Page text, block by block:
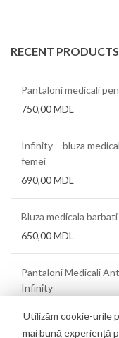
RECENT PRODUCTS
Pantaloni medicali
750,00MDL
Infinity – bluza
femei
690,00MDL
Bluza medicala
650,00MDL
Pantaloni Medicali
Infinity
Utilizăm cookie-urile
mai bună experiență